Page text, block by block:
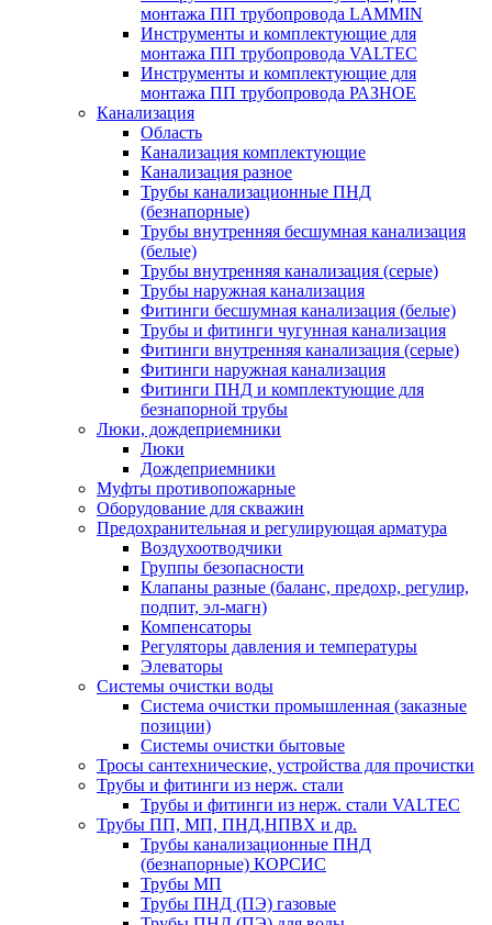
монтажа ПП трубопровода LAMMIN
Инструменты и комплектующие для
монтажа ПП трубопровода VALTEC
Инструменты и комплектующие для
монтажа ПП трубопровода РАЗНОЕ
Канализация
Область
Канализация комплектующие
Канализация разное
Трубы канализационные ПНД
(безнапорные)
Трубы внутренняя бесшумная канализация
(белые)
Трубы внутренняя канализация (серые)
Трубы наружная канализация
Фитинги бесшумная канализация (белые)
Трубы и фитинги чугунная канализация
Фитинги внутренняя канализация (серые)
Фитинги наружная канализация
Фитинги ПНД и комплектующие для
безнапорной трубы
Люки, дождеприемники
Люки
Дождеприемники
Муфты противопожарные
Оборудование для скважин
Предохранительная и регулирующая арматура
Воздухоотводчики
Группы безопасности
Клапаны разные (баланс, предохр, регулир,
подпит, эл-магн)
Компенсаторы
Регуляторы давления и температуры
Элеваторы
Системы очистки воды
Система очистки промышленная (заказные
позиции)
Системы очистки бытовые
Тросы сантехнические, устройства для прочистки
Трубы и фитинги из нерж. стали
Трубы и фитинги из нерж. стали VALTEC
Трубы ПП, МП, ПНД,НПВХ и др.
Трубы канализационные ПНД
(безнапорные) КОРСИС
Трубы МП
Трубы ПНД (ПЭ) газовые